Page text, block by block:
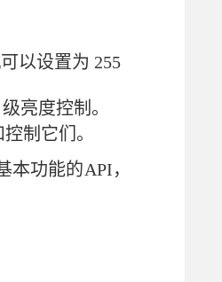
以设置为 255
级亮度控制。
制它们。
本功能的API，